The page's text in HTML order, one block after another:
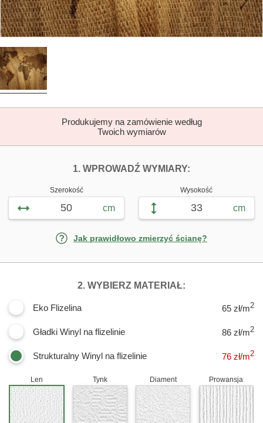
Produkujemy na zamówienie według
Twoich wymiarów
1. WPROWADŹ WYMIARY:
Szerokość
cm
Wysokość
cm
Jak prawidłowo zmierzyć ścianę?
2. WYBIERZ MATERIAŁ:
Eko Flizelina 65 zł/m2
Gładki Winyl na flizelinie 86 zł/m2
Strukturalny Winyl na flizelinie 76 zł/m2
Len Tynk Diament Prowansja